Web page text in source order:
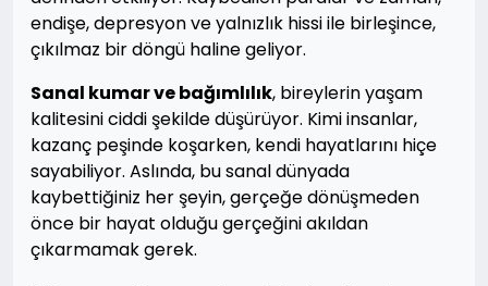
endişe, depresyon ve yalnızlık hissi ile birleşince,
çıkılmaz bir döngü haline geliyor.
Sanal kumar ve bağımlılık, bireylerin yaşam
kalitesini ciddi şekilde düşürüyor. Kimi insanlar,
kazanç peşinde koşarken, kendi hayatlarını hiçe
sayabiliyor. Aslında, bu sanal dünyada
kaybettiğiniz her şeyin, gerçeğe dönüşmeden
önce bir hayat olduğu gerçeğini akıldan
çıkarmamak gerek.